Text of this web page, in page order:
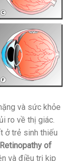
và sức khỏe
ro về thị giác.
ở trẻ sinh thiếu
of
và điều trị kịp